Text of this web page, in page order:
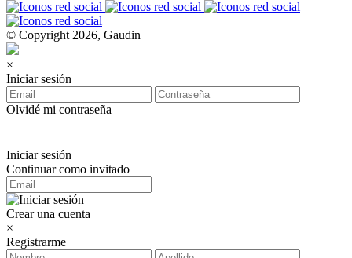
© Copyright 2026, Gaudin
×
Iniciar sesión
Olvidé mi contraseña
Iniciar sesión
Continuar como invitado
Crear una cuenta
×
Registrarme